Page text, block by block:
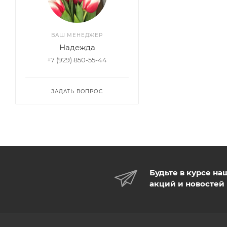
ВАШ МЕНЕДЖЕР
Надежда
+7 (929) 850-55-44
ЗАДАТЬ ВОПРОС
Будьте в курсе
акций и новостей